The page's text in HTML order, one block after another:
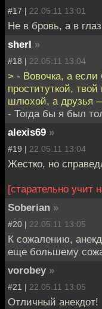
#17 | 22.05.11 13:01
Не в бровь, а в
sherl »
#18 | 22.05.11 13:04
> - Вовочка, а
проституткой,
шлюхой, а друзья
- Тогда бы я был
alexis69 »
#19 | 22.05.11 13:04
Жестко, но
[старательно учит
Soberian »
#20 | 22.05.11 13:05
К сожалению,
еще большему
vorobey »
#21 | 22.05.11 13:05
Отличный анекдот!